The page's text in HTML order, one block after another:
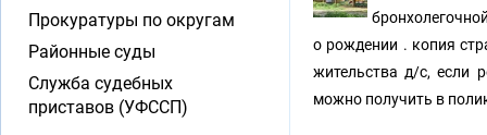
о рождении . копия
жительства д/с, если
можно получить в
Прокуратуры по округам
Районные суды
Служба судебных
приставов (УФССП)